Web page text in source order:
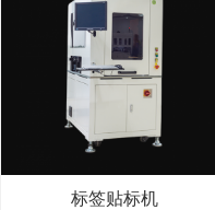
标签贴标机